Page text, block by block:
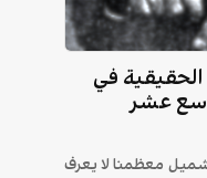
في
عشر
شميل معظمنا لا يعرف